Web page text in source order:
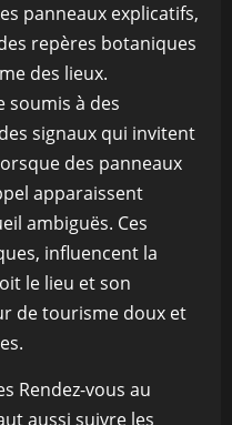
panneaux explicatifs,
repères botaniques
des lieux.
soumis à des
signaux qui invitent
des panneaux
apparaissent
ambiguës. Ces
influencent la
le lieu et son
de tourisme doux et
Rendez-vous au
aussi suivre les